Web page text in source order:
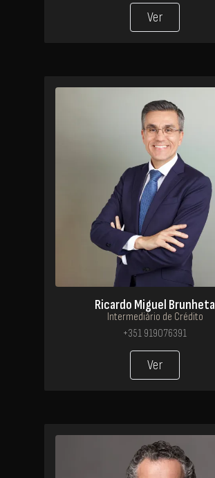
Ver
Ricardo Miguel Brunheta
Intermediário de Crédito
+351 919076391
Ver